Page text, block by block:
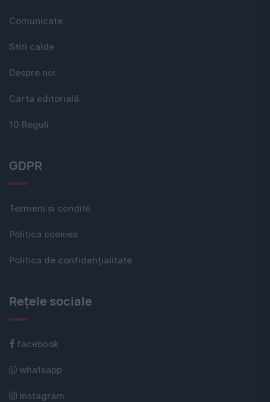
Comunicate
Stiri calde
Despre noi
Carta editorială
10 Reguli
GDPR
Termeni si conditii
Politica cookies
Politica de confidențialitate
Rețele sociale
facebook
whatsapp
instagram